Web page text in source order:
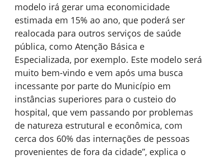
modelo irá gerar uma economicidade
estimada em 15% ao ano, que poderá ser
realocada para outros serviços de saúde
pública, como Atenção Básica e
Especializada, por exemplo. Este modelo será
muito bem-vindo e vem após uma busca
incessante por parte do Município em
instâncias superiores para o custeio do
hospital, que vem passando por problemas
de natureza estrutural e econômica, com
cerca dos 60% das internações de pessoas
provenientes de fora da cidade”, explica o